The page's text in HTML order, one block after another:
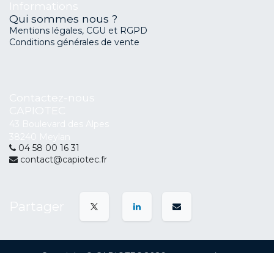
Qui sommes nous ?
Mentions légales, CGU et RGPD
Conditions générales de vente
04 58 00 16 31
contact@capiotec.fr